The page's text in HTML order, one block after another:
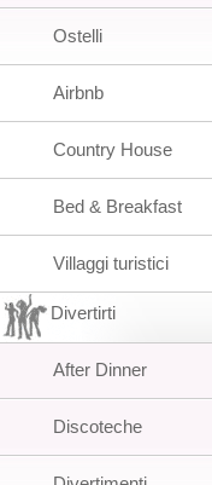
Ostelli
Airbnb
Country House
Bed & Breakfast
Villaggi turistici
Divertirti
After Dinner
Discoteche